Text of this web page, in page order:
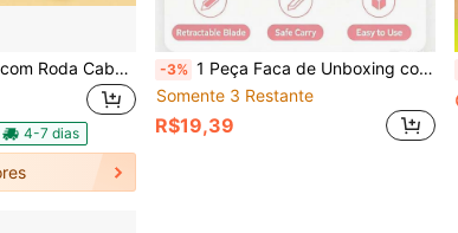
Cortador de Pizza com Roda Cabo Ergonômico Protetor de Mão Leve Prático para Cozinha
4-7 dias
-3% 1 Peça Faca de Unboxing com Pata de Gato, Faca Utilitária Portátil, Faca de Unboxing de Desenho Animado Fofo para Estudantes, Faca de Abertura, Faca Criativa para Pacotes. Adequada para Abrir Pacotes, Artesanato DIY
Somente 3 Restante
R$19,39